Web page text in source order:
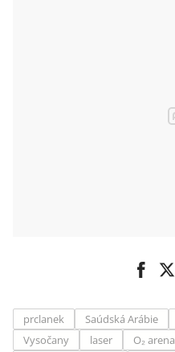
prclanek Saúdská Arábie
Vysočany
laser O₂ arena